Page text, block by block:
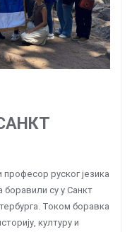
руског језика
боравили су у Санкт
Током боравка
културу и